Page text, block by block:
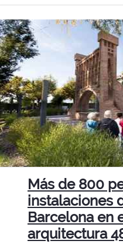
Más de 800
instalaciones
Barcelona en
arquitectura